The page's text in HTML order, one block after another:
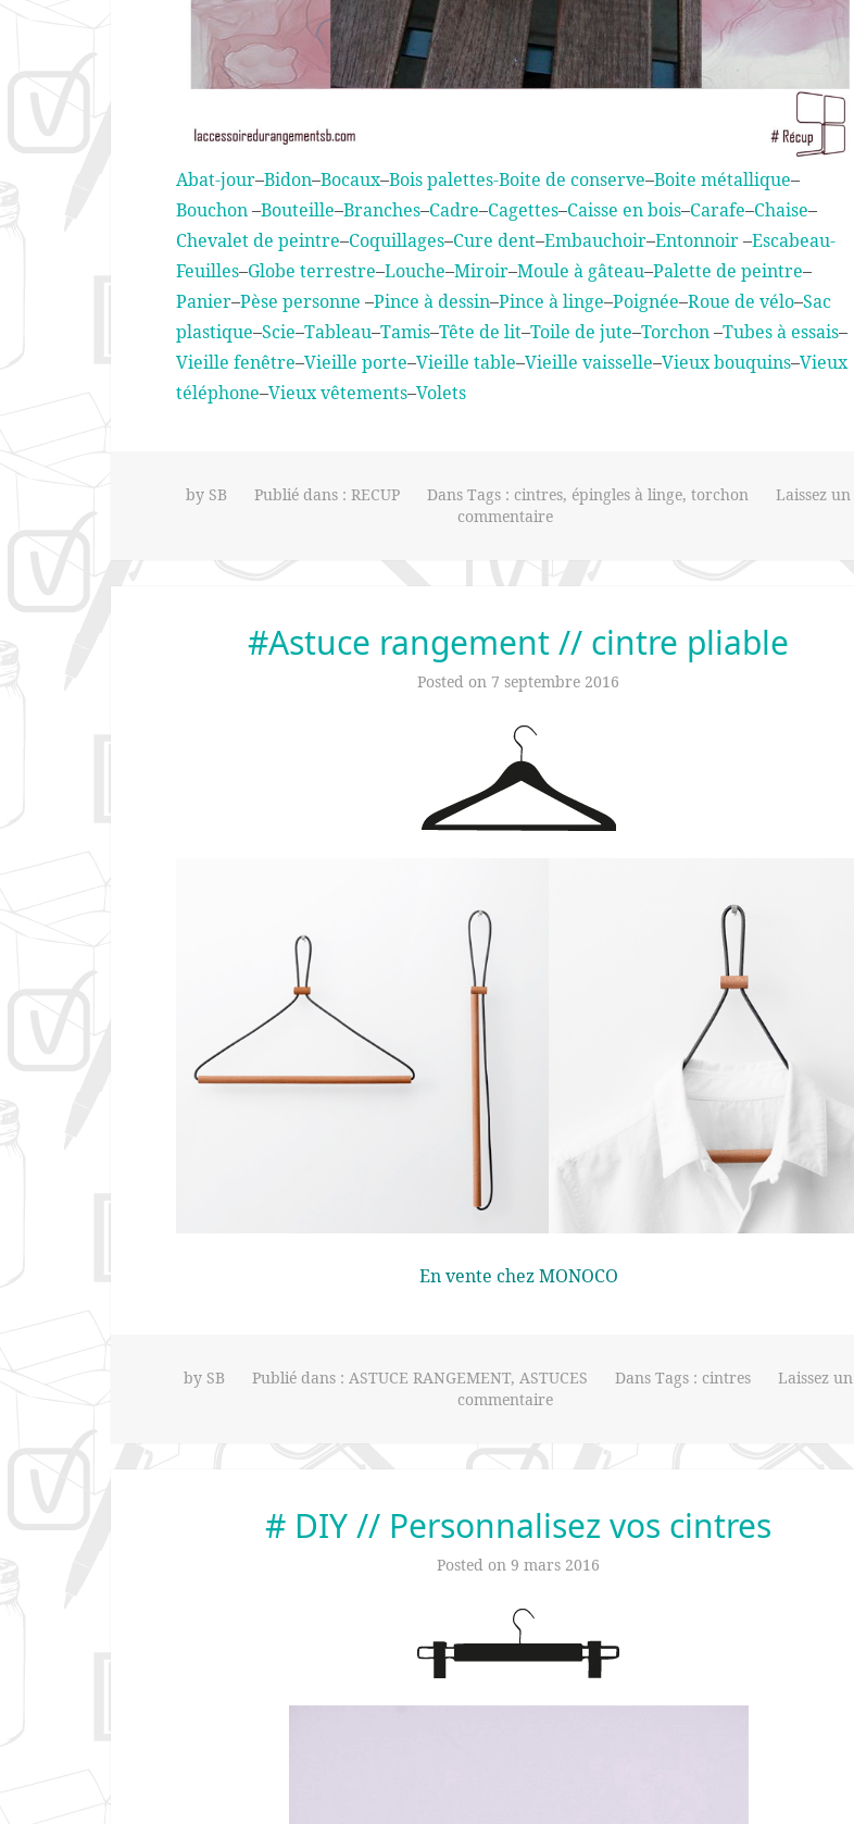
Abat-jour–Bidon–Bocaux–Bois palettes-Boite de conserve–Boite métallique–
Bouchon–Bouteille–Branches–Cadre–Cagettes–Caisse en bois–Carafe–Chaise–
Chevalet de peintre–Coquillages–Cure dent–Embauchoir–Entonnoir–Escabeau-
Feuilles–Globe terrestre–Louche–Miroir–Moule à gâteau–Palette de peintre–
Panier–Pèse personne –Pince à dessin–Pince à linge–Poignée–Roue de vélo–Sac
plastique–Scie–Tableau–Tamis–Tête de lit–Toile de jute–Torchon–Tubes à essais–
Vieille fenêtre–Vieille porte–Vieille table–Vieille vaisselle–Vieux bouquins–Vieux
téléphone–Vieux vêtements–Volets
by SB Publié dans : RECUP Dans Tags : cintres, épingles à linge, torchon
Laissez un
commentaire
#Astuce rangement // cintre pliable
Posted on 7 septembre 2016
En vente chezMONOCO
by SB Publié dans : ASTUCE RANGEMENT, ASTUCES Dans Tags : cintres
Laissez un
commentaire
# DIY // Personnalisez vos cintres
Posted on 9 mars 2016